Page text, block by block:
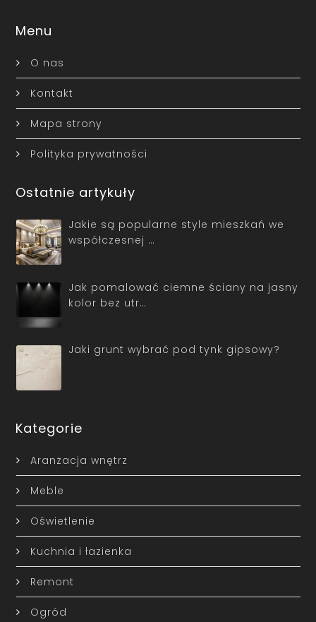
Menu
O nas
Kontakt
Mapa strony
Polityka prywatności
Ostatnie artykuły
Jakie są popularne style mieszkań we
współczesnej …
Jak pomalować ciemne ściany na jasny
kolor bez utr…
Jaki grunt wybrać pod tynk gipsowy?
Kategorie
Aranżacja wnętrz
Meble
Oświetlenie
Kuchnia i łazienka
Remont
Ogród